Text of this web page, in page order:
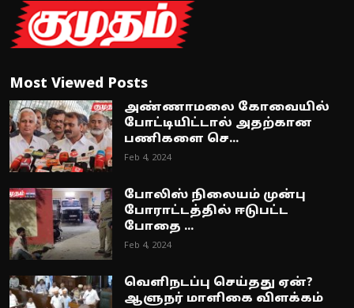
Most Viewed Posts
அண்ணாமலை கோவையில்
போட்டியிட்டால் அதற்கான
பணிகளை செ...
Feb 4, 2024
போலிஸ் நிலையம் முன்பு
போராட்டத்தில் ஈடுபட்ட
போதை ...
Feb 4, 2024
வெளிநடப்பு செய்தது ஏன்?
ஆளுநர் மாளிகை விளக்கம்